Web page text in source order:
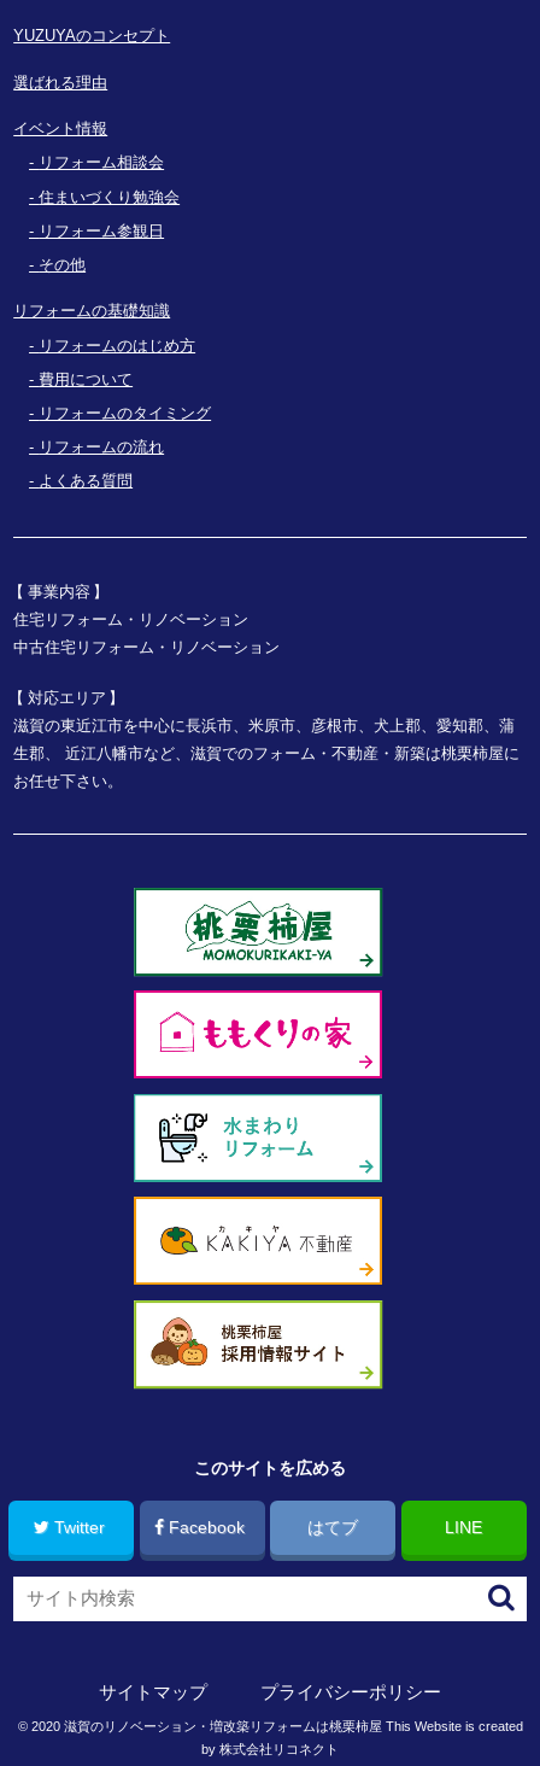
YUZUYAのコンセプト
選ばれる理由
イベント情報
リフォーム相談会
住まいづくり勉強会
リフォーム参観日
その他
リフォームの基礎知識
リフォームのはじめ方
費用について
リフォームのタイミング
リフォームの流れ
よくある質問
事業内容
住宅リフォーム・リノベーション
中古住宅リフォーム・リノベーション
対応エリア
滋賀の東近江市を中心に長浜市、米原市、彦根市、犬上郡、愛知郡、蒲
生郡、
近江八幡市など、滋賀でのフォーム・不動産・新築は桃栗柿屋に
お任せ下さい。
このサイトを広める
Twitter Facebook はてブ LINE
サイトマップ プライバシーポリシー
© 2020 滋賀のリノベーション・増改築リフォームは桃栗柿屋 This Website is created
by 株式会社リコネクト